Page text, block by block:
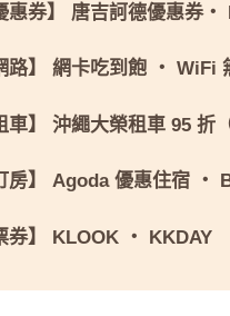
惠券】
唐吉訶德優惠券・
路】 網卡吃到飽 ・ WiFi
車】 沖繩大榮租車 95 折
房】 Agoda 優惠住宿 ・
券】 KLOOK ・ KKDAY